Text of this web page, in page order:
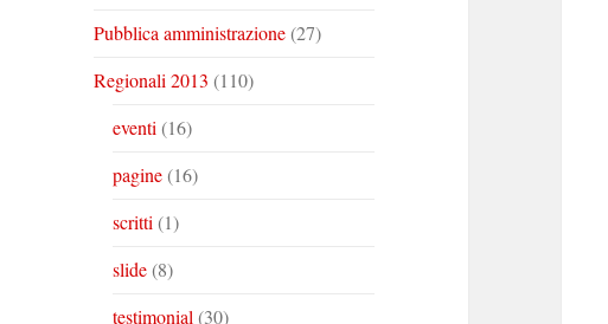
Pubblica amministrazione(27)
Regionali 2013 (110)
eventi (16)
pagine(16)
scritti (1)
slide(8)
testimonial (30)